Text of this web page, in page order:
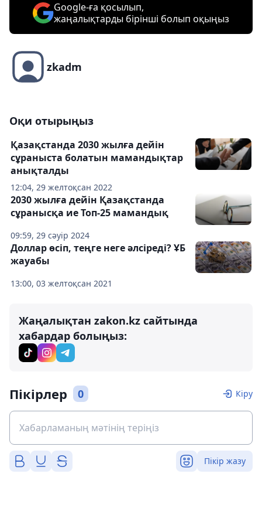
Google-ға қосылып,
жаңалықтарды бірінші болып оқыңыз
zkadm
Оқи отырыңыз
12:04, 29 желтоқсан 2022
Қазақстанда 2030 жылға дейін
сұраныста болатын мамандықтар
анықталды
09:59, 29 сәуір 2024
2030 жылға дейін Қазақстанда
сұранысқа ие Топ-25 мамандық
13:00, 03 желтоқсан 2021
Доллар өсіп, теңге неге әлсіреді? ҰБ
жауабы
Жаңалықтан zakon.kz сайтында
хабардар болыңыз:
Пікірлер 0 Кіру
Пікір жазу